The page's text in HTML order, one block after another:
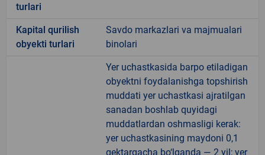
turlari
Kapital qurilish
obyekti turlari
Savdo markazlari va majmualari
binolari
Yer uchastkasida barpo etiladigan
obyektni foydalanishga topshirish
muddati yer uchastkasi ajratilgan
sanadan boshlab quyidagi
muddatlardan oshmasligi kerak:
yer uchastkasining maydoni 0,1
gektargacha bo‘lganda — 2 yil; yer